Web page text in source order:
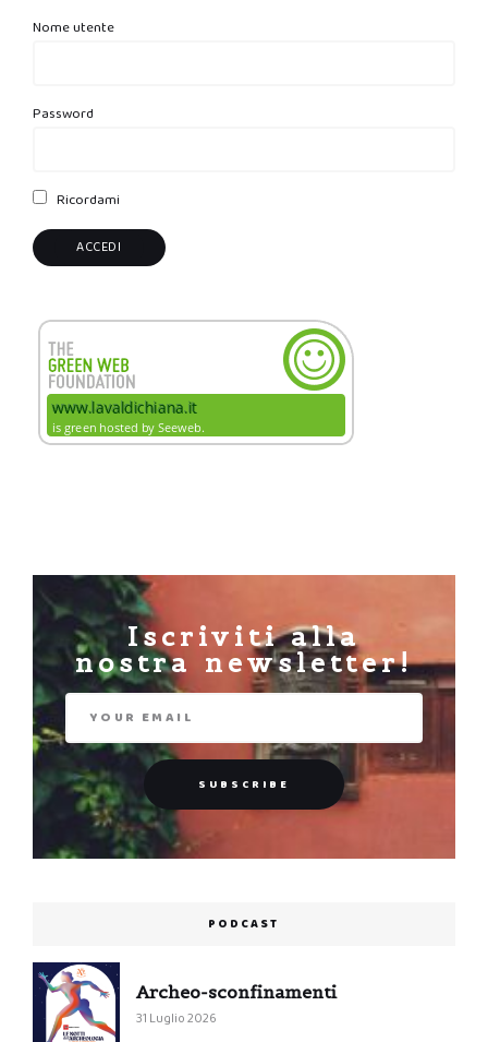
Nome utente
Password
Ricordami
Iscriviti alla
nostra newsletter!
PODCAST
Archeo-sconfinamenti
31 Luglio 2026